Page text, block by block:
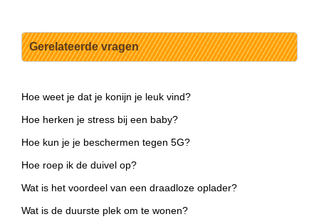
Gerelateerde vragen
Hoe weet je dat je konijn je leuk vind?
Hoe herken je stress bij een baby?
Hoe kun je je beschermen tegen 5G?
Hoe roep ik de duivel op?
Wat is het voordeel van een draadloze oplader?
Wat is de duurste plek om te wonen?